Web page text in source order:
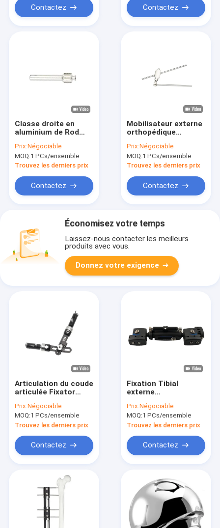
Contactez Contactez
Classe droite en
aluminium de Rod
External Fixator je
classe III
Prix:Négociable
MOQ:1 PCs/ensemble
Trouvez les derniers prix
Contactez
Mobilisateur externe
orthopédique
coude de Fixator de
membres supérieurs
Prix:Négociable
MOQ:1 PCs/ensemble
Trouvez les derniers prix
Contactez
Économisez votre temps
Laissez-nous contacter les meilleurs
produits avec vous.
Donnez votre exigence
Articulation du coude
articulée Fixator
orthopédique
d'usage courant
Prix:Négociable
MOQ:1 PCs/ensemble
Trouvez les derniers prix
Contactez
Fixation Tibial
externe
fracture de Fixator
d'axe Tibial de fibre
de carbone de COUP
D'OEIL
Prix:Négociable
MOQ:1 PCs/ensemble
Trouvez les derniers prix
Contactez